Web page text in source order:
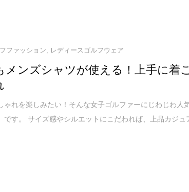
ファッション, レディースゴルフウェア
メンズシャツが使える！上手に着
ゃれを楽しみたい！そんな女子ゴルファーにじわじわ人
です。 サイズ感やシルエットにこだわれば、上品カジュ